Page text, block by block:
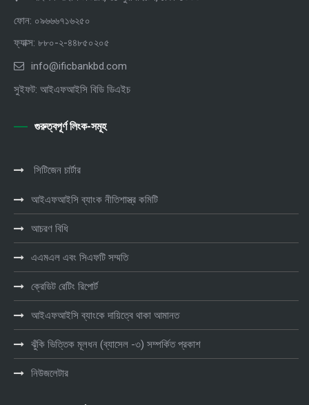
ফোন: ০৯৬৬৬৭১৬২৫০
ফ্যাক্স: ৮৮০-২-৪৪৮৫০২০৫
info@ificbankbd.com
সুইফট: আইএফআইসি বিডি ডিএইচ
গুরুত্বপূর্ণ লিংক-সমূহ
সিটিজেন চার্টার
আইএফআইসি ব্যাংক নীতিশাস্ত্র কমিটি
আচরণ বিধি
এএমএল এবং সিএফটি সম্মতি
ক্রেডিট রেটিং রিপোর্ট
আইএফআইসি ব্যাংকে দায়িত্বে থাকা আমানত
ঝুঁকি ভিত্তিক মূলধন (ব্যাসেল -৩) সম্পর্কিত প্রকাশ
নিউজলেটার